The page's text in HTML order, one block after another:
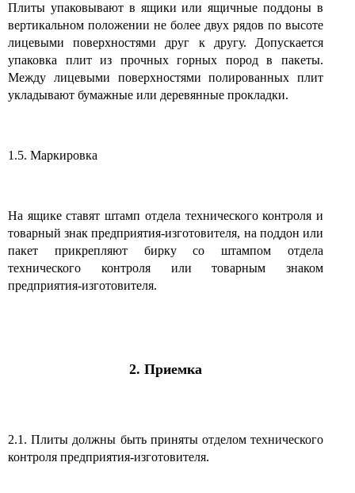
Плиты упаковывают в ящики или ящичные поддоны в
вертикальном положении не более двух рядов по высоте
лицевыми поверхностями друг к другу. Допускается
упаковка плит из прочных горных пород в пакеты.
Между лицевыми поверхностями полированных плит
укладывают бумажные или деревянные прокладки.
1.5. Маркировка
На ящике ставят штамп отдела технического контроля и
товарный знак предприятия-изготовителя, на поддон или
пакет прикрепляют бирку со штампом отдела
технического контроля или товарным знаком
предприятия-изготовителя.
2. Приемка
2.1. Плиты должны быть приняты отделом технического
контроля предприятия-изготовителя.